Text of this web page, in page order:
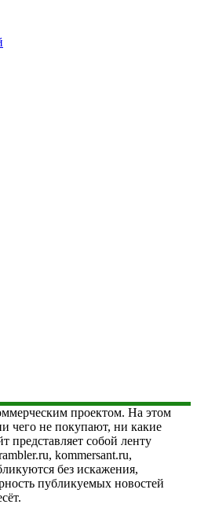
проектом. На этом
чего не покупают, ни какие
представляет собой ленту
kommersant.ru,
без искажения,
публикуемых новостей